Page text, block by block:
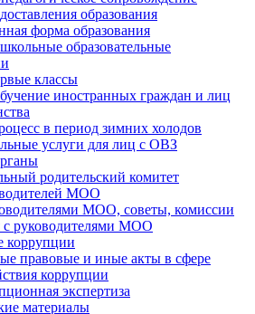
образования
форма образования
образовательные
классы
иностранных граждан и лиц
в период зимних холодов
услуги для лиц с ОВЗ
родительский комитет
МОО
МОО, советы, комиссии
руководителями МОО
коррупции
правовые и иные акты в сфере
коррупции
экспертиза
материалы